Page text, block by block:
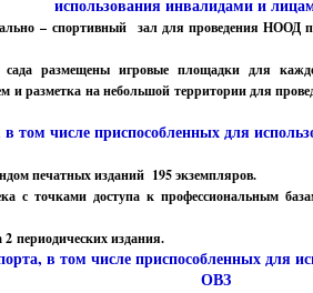
использования инвалидами и
– спортивный зал для проведения НООД
сада размещены игровые площадки для
и разметка на небольшой территории для
том числе приспособленных для
печатных изданий 195 экземпляров.
с точками доступа к профессиональным
периодических издания.
в том числе приспособленных для
ОВЗ